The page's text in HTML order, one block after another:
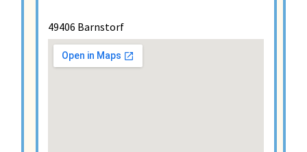
49406 Barnstorf